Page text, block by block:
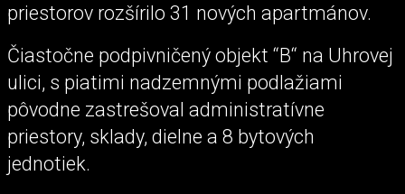
priestorov rozšírilo 31 nových apartmánov.
Čiastočne podpivničený objekt “B“ na Uhrovej
ulici, s piatimi nadzemnými podlažiami
pôvodne zastrešoval administratívne
priestory, sklady, dielne a 8 bytových
jednotiek.